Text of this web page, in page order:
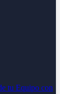
tu Equipo con